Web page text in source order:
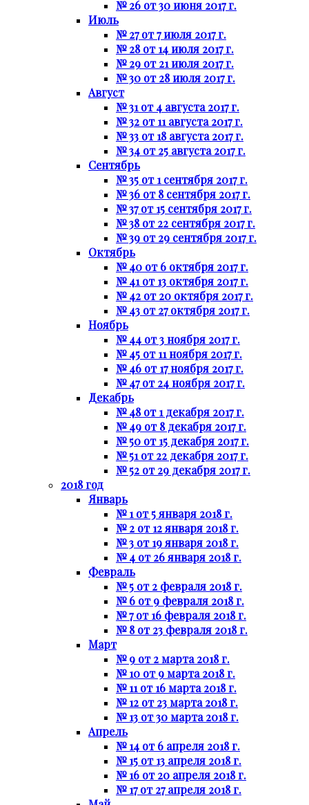
№ 26 от 30 июня 2017 г.
Июль
№ 27 от 7 июля 2017 г.
№ 28 от 14 июля 2017 г.
№ 29 от 21 июля 2017 г.
№ 30 от 28 июля 2017 г.
Август
№ 31 от 4 августа 2017 г.
№ 32 от 11 августа 2017 г.
№ 33 от 18 августа 2017 г.
№ 34 от 25 августа 2017 г.
Сентябрь
№ 35 от 1 сентября 2017 г.
№ 36 от 8 сентября 2017 г.
№ 37 от 15 сентября 2017 г.
№ 38 от 22 сентября 2017 г.
№ 39 от 29 сентября 2017 г.
Октябрь
№ 40 от 6 октября 2017 г.
№ 41 от 13 октября 2017 г.
№ 42 от 20 октября 2017 г.
№ 43 от 27 октября 2017 г.
Ноябрь
№ 44 от 3 ноября 2017 г.
№ 45 от 11 ноября 2017 г.
№ 46 от 17 ноября 2017 г.
№ 47 от 24 ноября 2017 г.
Декабрь
№ 48 от 1 декабря 2017 г.
№ 49 от 8 декабря 2017 г.
№ 50 от 15 декабря 2017 г.
№ 51 от 22 декабря 2017 г.
№ 52 от 29 декабря 2017 г.
2018 год
Январь
№ 1 от 5 января 2018 г.
№ 2 от 12 января 2018 г.
№ 3 от 19 января 2018 г.
№ 4 от 26 января 2018 г.
Февраль
№ 5 от 2 февраля 2018 г.
№ 6 от 9 февраля 2018 г.
№ 7 от 16 февраля 2018 г.
№ 8 от 23 февраля 2018 г.
Март
№ 9 от 2 марта 2018 г.
№ 10 от 9 марта 2018 г.
№ 11 от 16 марта 2018 г.
№ 12 от 23 марта 2018 г.
№ 13 от 30 марта 2018 г.
Апрель
№ 14 от 6 апреля 2018 г.
№ 15 от 13 апреля 2018 г.
№ 16 от 20 апреля 2018 г.
№ 17 от 27 апреля 2018 г.